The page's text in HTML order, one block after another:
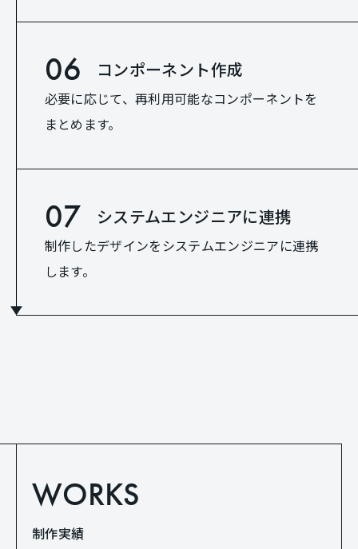
06 コンポーネント作成
必要に応じて、再利用可能なコンポーネントを
まとめます。
07 システムエンジニアに連携
制作したデザインをシステムエンジニアに連携
します。
WORKS
制作実績